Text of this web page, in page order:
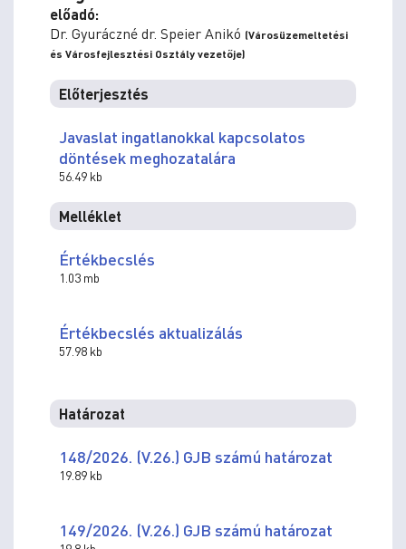
előadó:
Dr. Gyuráczné dr. Speier Anikó (Városüzemeltetési
és Városfejlesztési Osztály vezetője)
Előterjesztés
Javaslat ingatlanokkal kapcsolatos
döntések meghozatalára
56.49 kb
Melléklet
Értékbecslés
1.03 mb
Értékbecslés aktualizálás
57.98 kb
Határozat
148/2026. (V.26.) GJB számú határozat
19.89 kb
149/2026. (V.26.) GJB számú határozat